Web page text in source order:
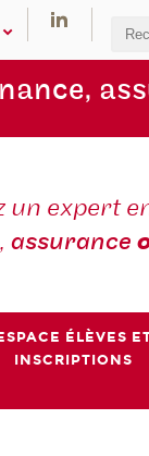
ass
un expert
assurance
ÉLÈVES
INSCRIPTIONS